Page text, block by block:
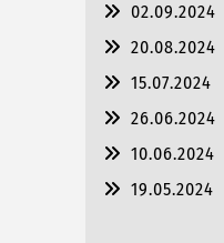
02.09.2024
20.08.2024
15.07.2024
26.06.2024
10.06.2024
19.05.2024